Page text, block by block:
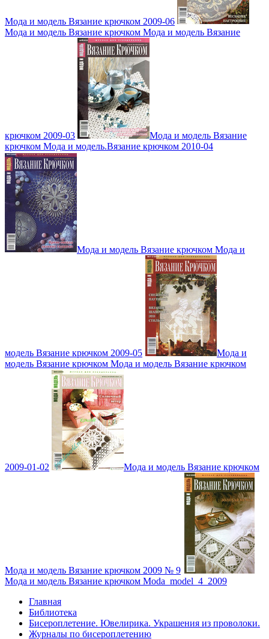
Мода и модель Вязание крючком 2009-06
Мода и модель Вязание крючком Мода и модель Вязание
крючком 2009-03
Мода и модель Вязание
крючком Мода и модель.Вязание крючком 2010-04
Мода и модель Вязание крючком Мода и
модель Вязание крючком 2009-05
Мода и
модель Вязание крючком Мода и модель Вязание крючком
2009-01-02 Мода и модель Вязание крючком
Мода и модель Вязание крючком 2009 № 9
Мода и модель Вязание крючком Moda_model_4_2009
Главная
Библиотека
Бисероплетение. Ювелирика. Украшения из проволоки.
Журналы по бисероплетению